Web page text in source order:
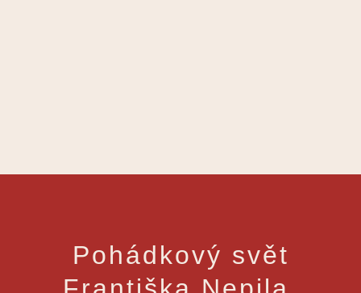
Pohádkový svět